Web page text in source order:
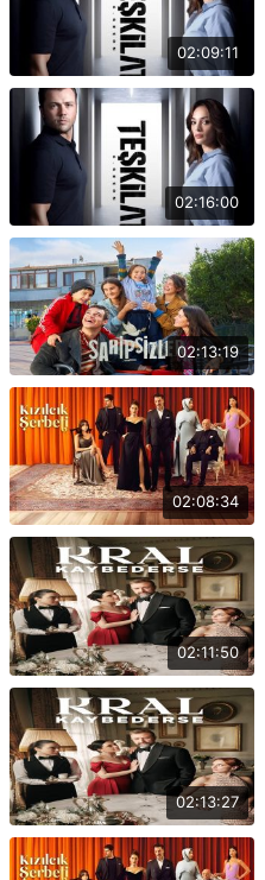
02:09:11
02:16:00
02:13:19
02:08:34
02:11:50
02:13:27